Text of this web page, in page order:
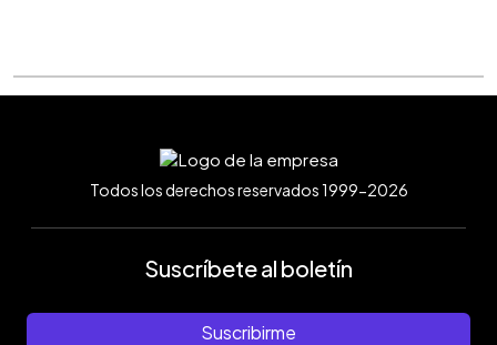
Todos los derechos reservados 1999-2026
Suscríbete al boletín
Suscribirme